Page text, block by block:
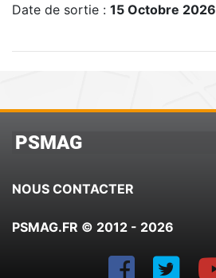
Date de sortie : 15 Octobre 2026
PSMAG
NOUS CONTACTER
PSMAG.FR © 2012 - 2026